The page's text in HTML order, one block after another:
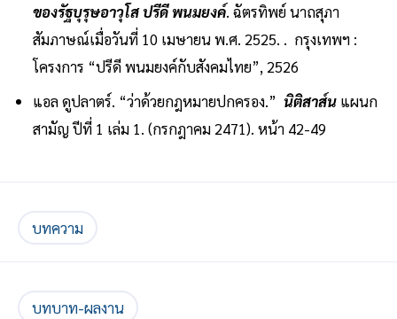
ของรัฐบุรุษอาวุโส ปรีดี พนมยงค์. ฉัตรทิพย์ นาถสุภา
สัมภาษณ์เมื่อวันที่ 10 เมษายน พ.ศ. 2525. . กรุงเทพฯ :
โครงการ “ปรีดี พนมยงค์กับสังคมไทย”, 2526
แอล ดูปลาตร์. “ว่าด้วยกฎหมายปกครอง.” นิติสาส์นแผนก
สามัญ ปีที่ 1 เล่ม 1. (กรกฎาคม 2471). หน้า 42-49
บทความ
บทบาท-ผลงาน